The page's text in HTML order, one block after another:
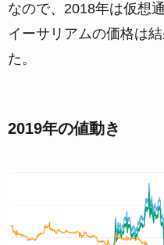
なので、2018年は仮想
イーサリアムの価格は
た。
2019年の値動き